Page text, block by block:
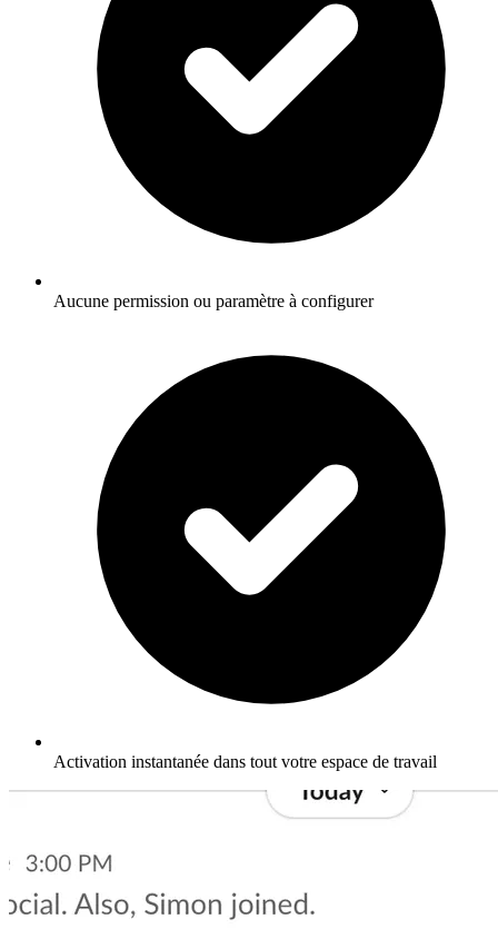
Aucune permission ou paramètre à configurer
Activation instantanée dans tout votre espace de travail